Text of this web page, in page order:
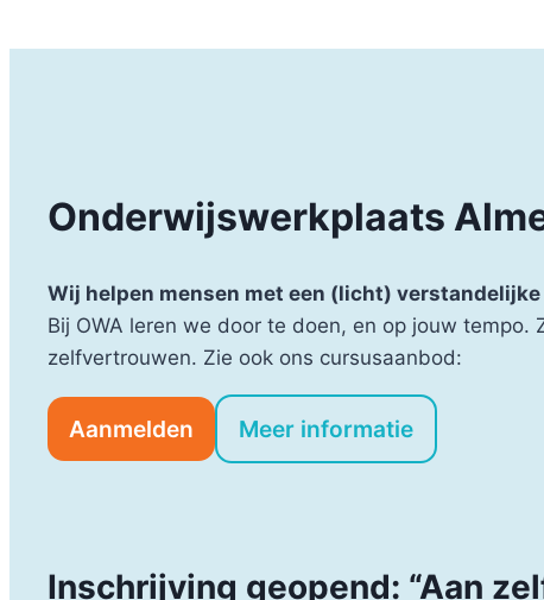
Onderwijswerkplaats
Wij helpen mensen met een (licht)
Bij OWA leren we door te doen, en op jouw
zelfvertrouwen. Zie ook ons cursusaanbod:
Aanmelden Meer informatie
Inschrijving geopend: “Aan